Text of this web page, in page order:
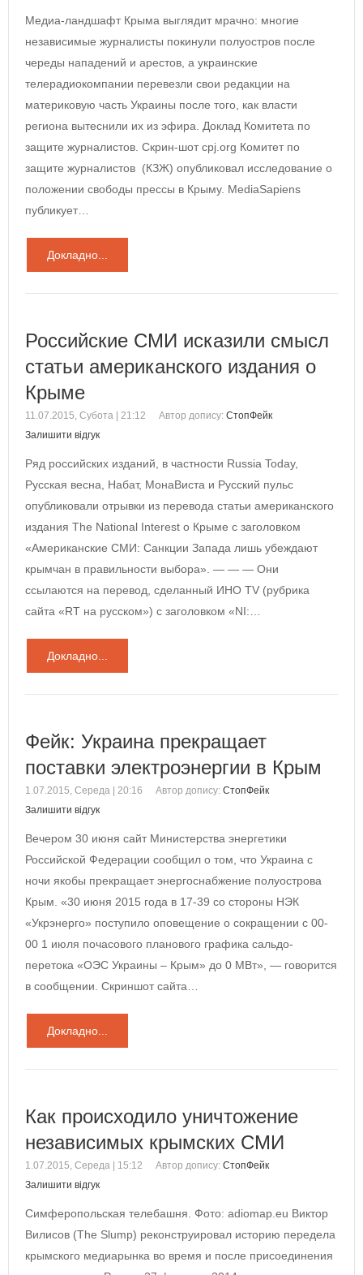
Медиа-ландшафт Крыма выглядит мрачно: многие
независимые журналисты покинули полуостров после
череды нападений и арестов, а украинские
телерадиокомпании перевезли свои редакции на
материковую часть Украины после того, как власти
региона вытеснили их из эфира. Доклад Комитета по
защите журналистов. Скрин-шот cpj.org Комитет по
защите журналистов (КЗЖ) опубликовал исследование о
положении свободы прессы в Крыму. MediaSapiens
публикует…
Докладно...
Российские СМИ исказили смысл
статьи американского издания о
Крыме
11.07.2015, Субота | 21:12 Автор допису: СтопФейк
Залишити відгук
Ряд российских изданий, в частности Russia Today,
Русская весна, Набат, МонаВиста и Русский пульс
опубликовали отрывки из перевода статьи американского
издания The National Interest о Крыме с заголовком
«Американские СМИ: Санкции Запада лишь убеждают
крымчан в правильности выбора». — — — Они
ссылаются на перевод, сделанный ИНО TV (рубрика
сайта «RT на русском») с заголовком «NI:…
Докладно...
Фейк: Украина прекращает
поставки электроэнергии в Крым
1.07.2015, Середа | 20:16 Автор допису: СтопФейк
Залишити відгук
Вечером 30 июня сайт Министерства энергетики
Российской Федерации сообщил о том, что Украина с
ночи якобы прекращает энергоснабжение полуострова
Крым. «30 июня 2015 года в 17-39 со стороны НЭК
«Укрэнерго» поступило оповещение о сокращении с 00-
00 1 июля почасового планового графика сальдо-
перетока «ОЭС Украины – Крым» до 0 МВт», — говорится
в сообщении. Скриншот сайта…
Докладно...
Как происходило уничтожение
независимых крымских СМИ
1.07.2015, Середа | 15:12 Автор допису: СтопФейк
Залишити відгук
Симферопольская телебашня. Фото: adiomap.eu Виктор
Вилисов (The Slump) реконструировал историю передела
крымского медиарынка во время и после присоединения